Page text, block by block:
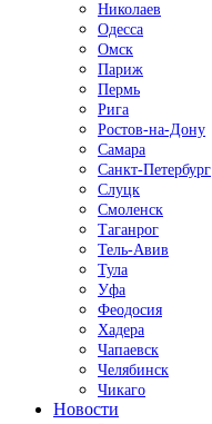
Николаев
Одесса
Омск
Париж
Пермь
Рига
Ростов-на-Дону
Самара
Санкт-Петербург
Слуцк
Смоленск
Таганрог
Тель-Авив
Тула
Уфа
Феодосия
Хадера
Чапаевск
Челябинск
Чикаго
Новости